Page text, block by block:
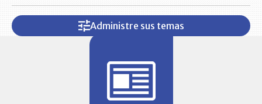
Administre sus temas